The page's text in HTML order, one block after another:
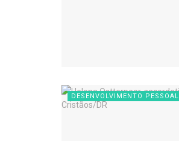
DESENVOLVIMENTO PESSOAL